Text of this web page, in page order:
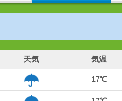
天気 気温
17℃